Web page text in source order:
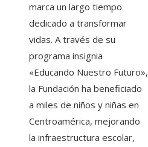
marca un largo tiempo
dedicado a transformar
vidas. A través de su
programa insignia
«Educando Nuestro Futuro»,
la Fundación ha beneficiado
a miles de niños y niñas en
Centroamérica, mejorando
la infraestructura escolar,